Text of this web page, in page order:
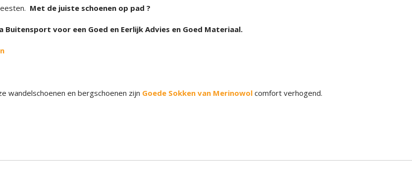
Met de juiste schoenen op pad ?
Buitensport voor een Goed en Eerlijk Advies en Goed Materiaal.
wandelschoenen en bergschoenen zijn Goede Sokken van Merinowol comfort verhogend.